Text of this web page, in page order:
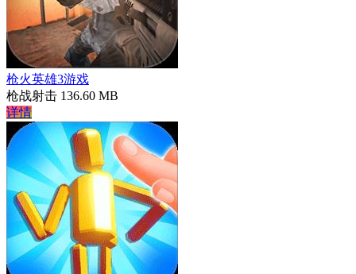
枪火英雄3游戏
枪战射击 136.60 MB
详情